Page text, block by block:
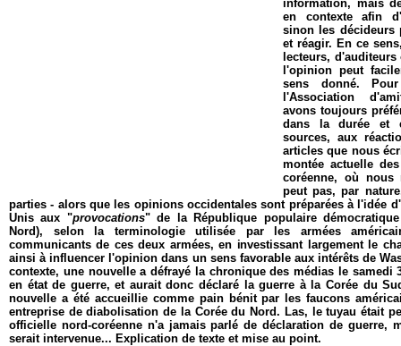
information, mais
en contexte afin
sinon les décideurs
et réagir. En ce
lecteurs,
l'opinion peut
sens donné.
l'Association
avons toujours
dans la durée et
sources, aux
articles que nous
montée actuelle
coréenne, où nous
peut pas, par
parties - alors que les opinions occidentales sont préparées à l'idée
Unis aux "provocations" de la République populaire
Nord), selon la terminologie utilisée par les armées
communicants de ces deux armées, en investissant largement le
ainsi à influencer l'opinion dans un sens favorable aux intérêts de
contexte, une nouvelle a défrayé la chronique des médias le samedi
en état de guerre, et aurait donc déclaré la guerre à la Corée du
nouvelle a été accueillie comme pain bénit par les faucons
entreprise de diabolisation de la Corée du Nord. Las, le tuyau était
officielle nord-coréenne n'a jamais parlé de déclaration de guerre,
serait intervenue... Explication de texte et mise au point.